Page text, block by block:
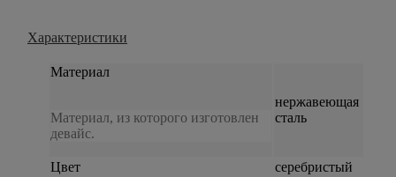
Характеристики
Материал
Материал, из которого изготовлен
девайс.
нержавеющая
сталь
Цвет серебристый